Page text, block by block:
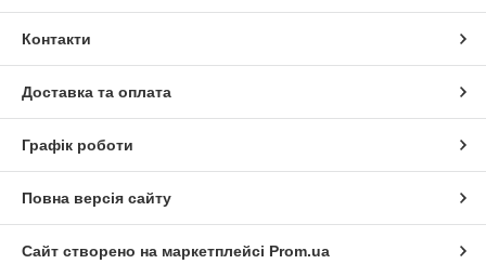
Контакти
Доставка та оплата
Графік роботи
Повна версія сайту
Сайт створено на маркетплейсі Prom.ua